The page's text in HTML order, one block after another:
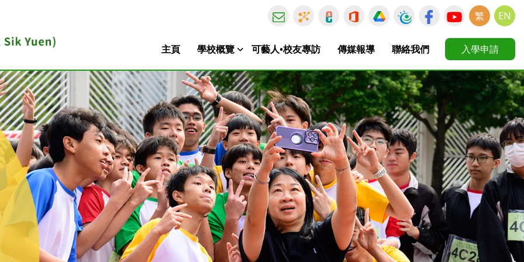
繁 EN
主頁 學校概覽 可藝人•校友專訪 傳媒報導 聯絡我們 入學申請